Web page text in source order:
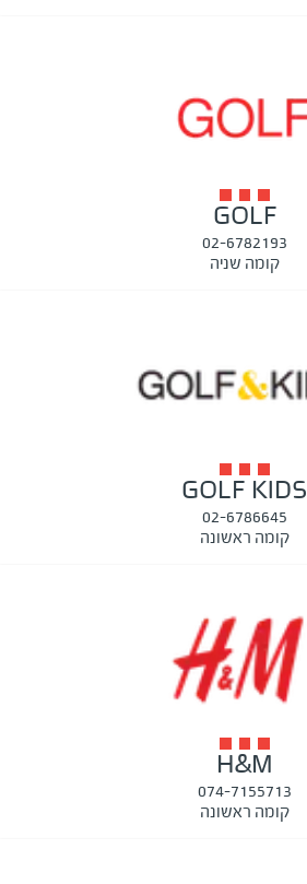
GOLF
02-6782193
קומה שניה
GOLF KIDS
02-6786645
קומה ראשונה
H&M
074-7155713
קומה ראשונה